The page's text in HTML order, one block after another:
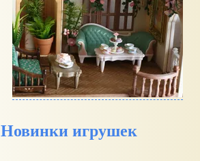
Новинки игрушек